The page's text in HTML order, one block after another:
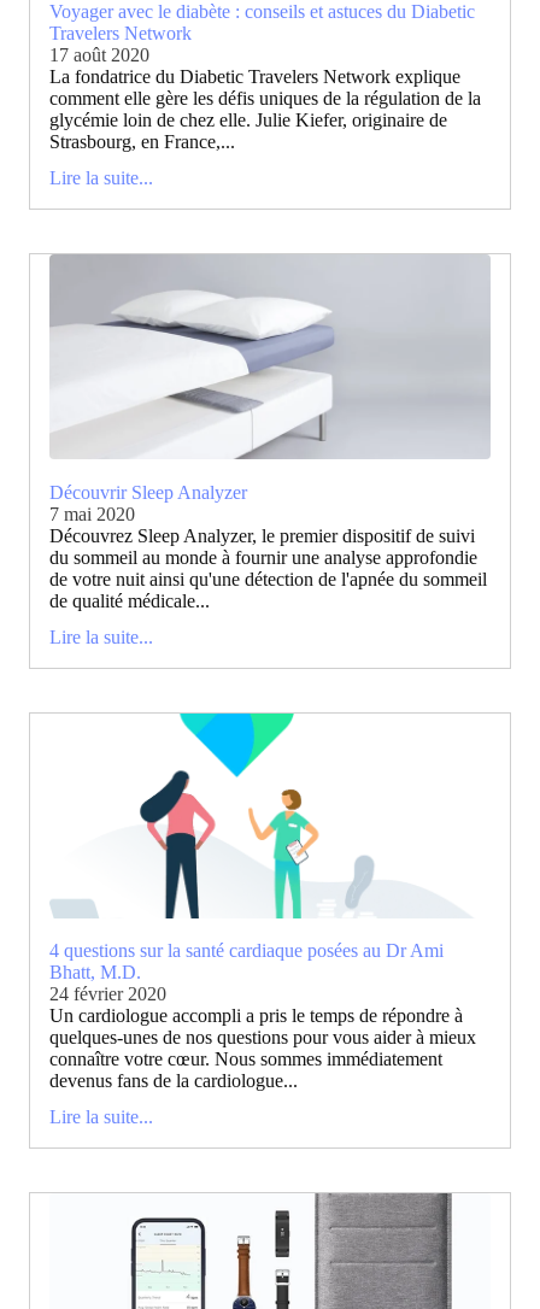
Voyager avec le diabète : conseils et astuces du Diabetic
Travelers Network
17 août 2020
La fondatrice du Diabetic Travelers Network explique
comment elle gère les défis uniques de la régulation de la
glycémie loin de chez elle. Julie Kiefer, originaire de
Strasbourg, en France,...
Lire la suite...
Découvrir Sleep Analyzer
7 mai 2020
Découvrez Sleep Analyzer, le premier dispositif de suivi
du sommeil au monde à fournir une analyse approfondie
de votre nuit ainsi qu'une détection de l'apnée du sommeil
de qualité médicale...
Lire la suite...
4 questions sur la santé cardiaque posées au Dr Ami
Bhatt, M.D.
24 février 2020
Un cardiologue accompli a pris le temps de répondre à
quelques-unes de nos questions pour vous aider à mieux
connaître votre cœur. Nous sommes immédiatement
devenus fans de la cardiologue...
Lire la suite...